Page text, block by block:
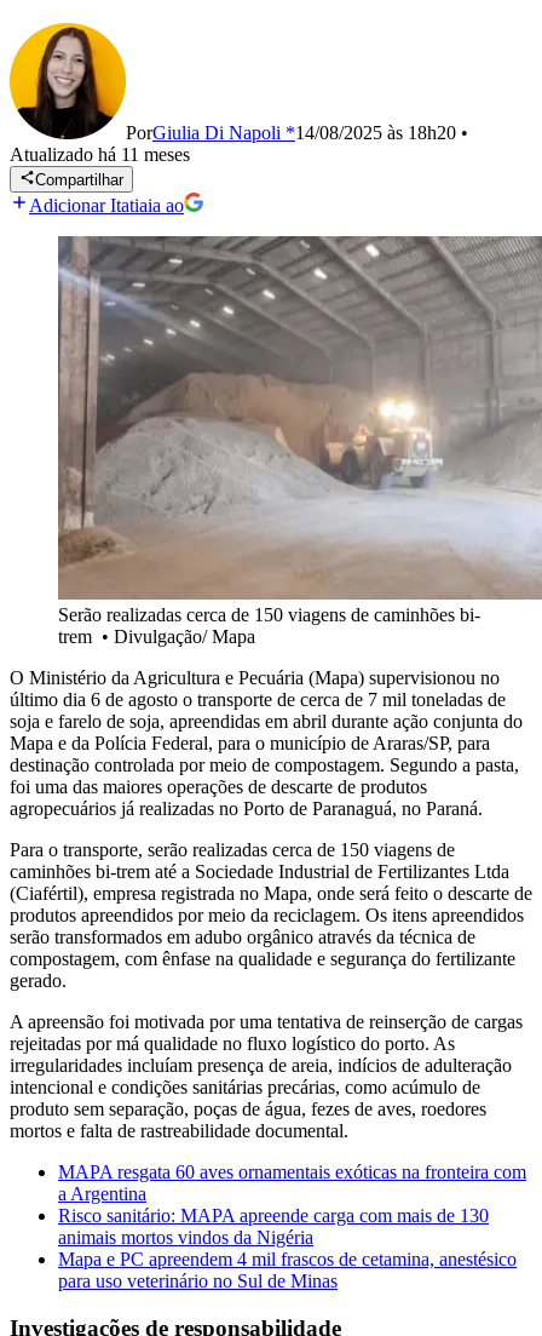
PorGiulia Di Napoli *14/08/2025 às 18h20 •
Atualizado há 11 meses
Compartilhar
Adicionar Itatiaia ao
Serão realizadas cerca de 150 viagens de caminhões bi-
trem • Divulgação/ Mapa
O Ministério da Agricultura e Pecuária (Mapa) supervisionou no
último dia 6 de agosto o transporte de cerca de 7 mil toneladas de
soja e farelo de soja, apreendidas em abril durante ação conjunta do
Mapa e da Polícia Federal, para o município de Araras/SP, para
destinação controlada por meio de compostagem. Segundo a pasta,
foi uma das maiores operações de descarte de produtos
agropecuários já realizadas no Porto de Paranaguá, no Paraná.
Para o transporte, serão realizadas cerca de 150 viagens de
caminhões bi-trem até a Sociedade Industrial de Fertilizantes Ltda
(Ciafértil), empresa registrada no Mapa, onde será feito o descarte de
produtos apreendidos por meio da reciclagem. Os itens apreendidos
serão transformados em adubo orgânico através da técnica de
compostagem, com ênfase na qualidade e segurança do fertilizante
gerado.
A apreensão foi motivada por uma tentativa de reinserção de cargas
rejeitadas por má qualidade no fluxo logístico do porto. As
irregularidades incluíam presença de areia, indícios de adulteração
intencional e condições sanitárias precárias, como acúmulo de
produto sem separação, poças de água, fezes de aves, roedores
mortos e falta de rastreabilidade documental.
MAPA resgata 60 aves ornamentais exóticas na fronteira com
a Argentina
Risco sanitário: MAPA apreende carga com mais de 130
animais mortos vindos da Nigéria
Mapa e PC apreendem 4 mil frascos de cetamina, anestésico
para uso veterinário no Sul de Minas
Investigações de responsabilidade